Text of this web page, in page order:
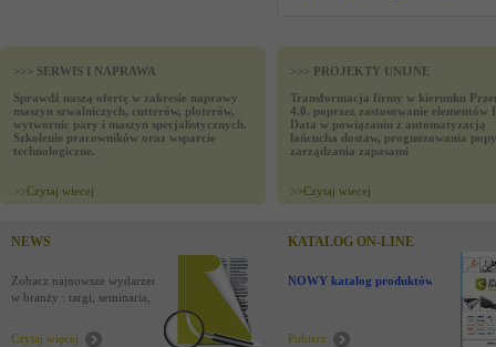
>>> SERWIS I NAPRAWA
Sprawdź naszą ofertę w zakresie naprawy
maszyn szwalniczych, cutterów, ploterów,
wytwornic pary i maszyn specjalistycznych.
Szkolenie pracowników oraz wsparcie
technologiczne.
>>Czytaj wiecej
>>> PROJEKTY UNIJNE
Transformacja firmy w kierunku
4.0. poprzez zastosowanie elementów
Data w powiązaniu z automatyzacją
łańcucha dostaw, prognozowania
zarządzania zapasami
>>Czytaj wiecej
NEWS
Zobacz najnowsze wydarzenia
w branży : targi, seminaria,
Czytaj więcej
KATALOG ON-LINE
NOWY katalog produktów !
Pobierz